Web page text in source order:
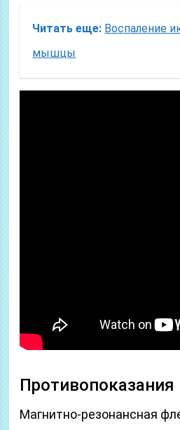
Читать еще: Воспаление
мышцы
Противопоказания
Магнитно-резонансная